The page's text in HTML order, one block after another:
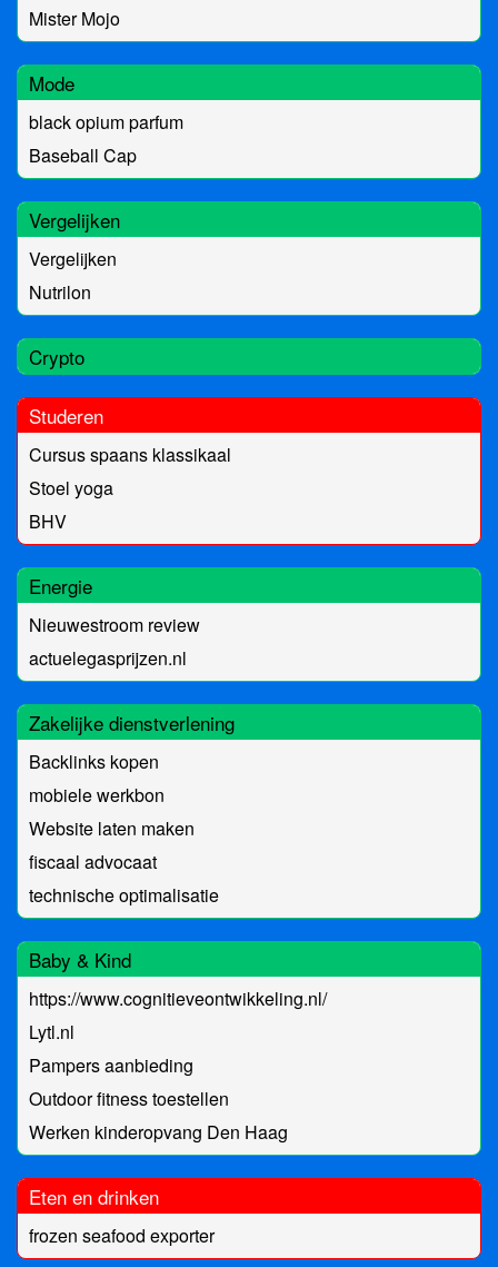
Mister Mojo
Mode
black opium parfum
Baseball Cap
Vergelijken
Vergelijken
Nutrilon
Crypto
Studeren
Cursus spaans klassikaal
Stoel yoga
BHV
Energie
Nieuwestroom review
actuelegasprijzen.nl
Zakelijke dienstverlening
Backlinks kopen
mobiele werkbon
Website laten maken
fiscaal advocaat
technische optimalisatie
Baby & Kind
https://www.cognitieveontwikkeling.nl/
Lytl.nl
Pampers aanbieding
Outdoor fitness toestellen
Werken kinderopvang Den Haag
Eten en drinken
frozen seafood exporter